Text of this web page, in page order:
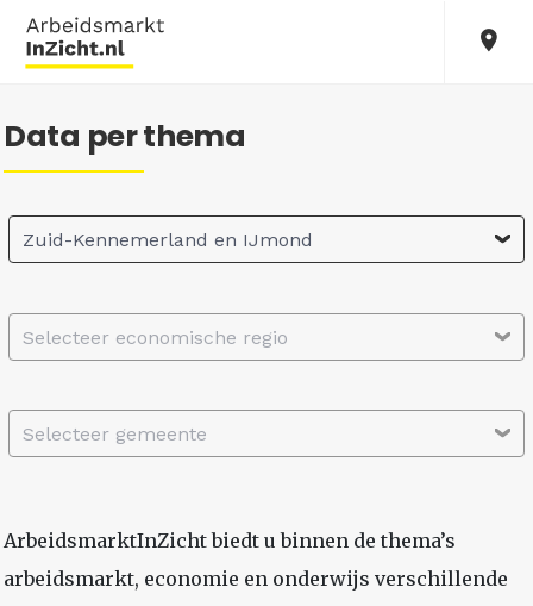
Data per thema
Zuid-Kennemerland en IJmond
Selecteer economische regio
Selecteer gemeente
ArbeidsmarktInZicht biedt u binnen de thema’s
arbeidsmarkt, economie en onderwijs verschillende